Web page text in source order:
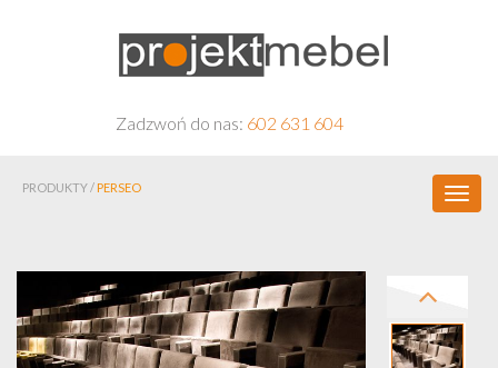
Zadzwoń do nas: 602 631 604
PRODUKTY / PERSEO